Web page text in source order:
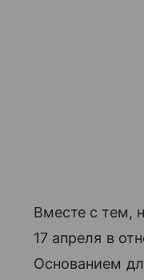
Вместе с тем,
17 апреля в
Основанием